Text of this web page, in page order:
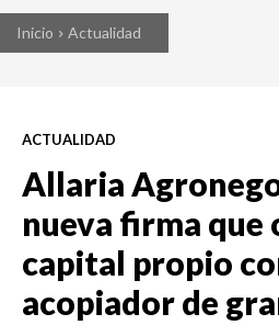
Inicio Actualidad
ACTUALIDAD
Allaria
nueva firma que
capital propio
acopiador de